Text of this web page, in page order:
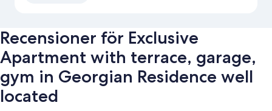
Recensioner för Exclusive
Apartment with terrace, garage,
gym in Georgian Residence well
located